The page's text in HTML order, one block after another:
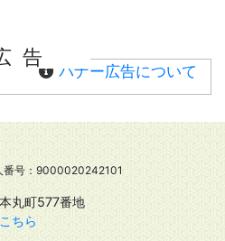
告
バナー広告について
番号：9000020242101
丸町577番地
ちら